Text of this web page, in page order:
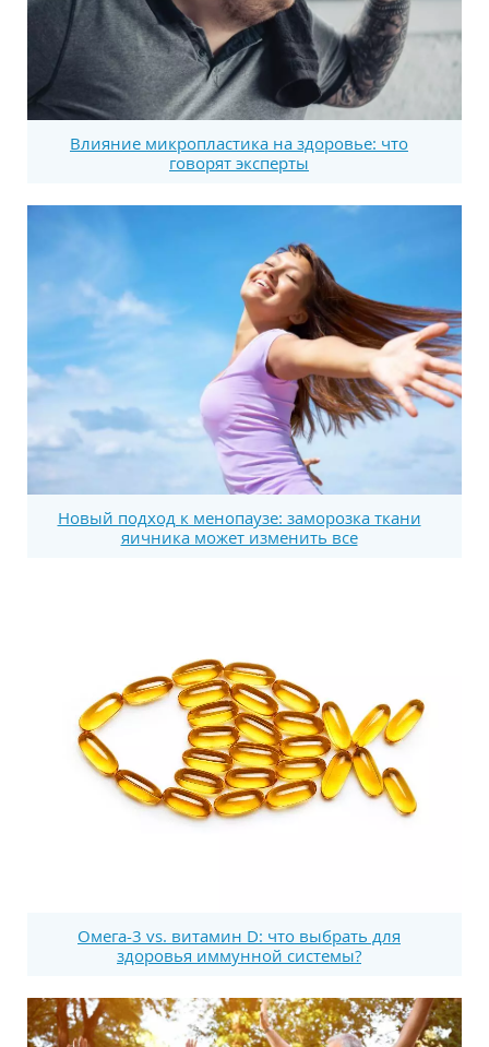
Влияние микропластика на здоровье: что
говорят эксперты
Новый подход к менопаузе: заморозка ткани
яичника может изменить все
Омега-3 vs. витамин D: что выбрать для
здоровья иммунной системы?